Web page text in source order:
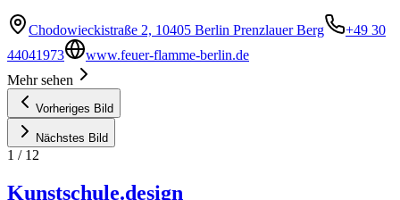
Chodowieckistraße 2, 10405 Berlin Prenzlauer Berg
+49 30
44041973
www.feuer-flamme-berlin.de
Mehr sehen
Vorheriges Bild
Nächstes Bild
1 / 12
Kunstschule.design